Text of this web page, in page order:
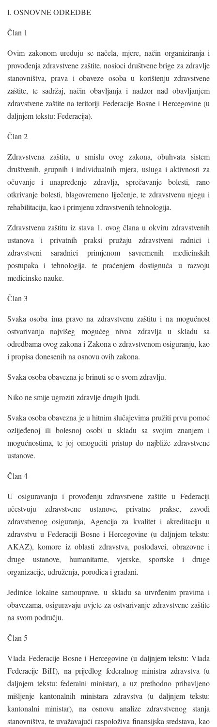
I. OSNOVNE ODREDBE
Član 1
Ovim zakonom uređuju se načela, mjere, način organiziranja i
provođenja zdravstvene zaštite, nosioci društvene brige za zdravlje
stanovništva, prava i obaveze osoba u korištenju zdravstvene
zaštite, te sadržaj, način obavljanja i nadzor nad obavljanjem
zdravstvene zaštite na teritoriji Federacije Bosne i Hercegovine (u
daljnjem tekstu: Federacija).
Član 2
Zdravstvena zaštita, u smislu ovog zakona, obuhvata sistem
društvenih, grupnih i individualnih mjera, usluga i aktivnosti za
očuvanje i unapređenje zdravlja, sprečavanje bolesti, rano
otkrivanje bolesti, blagovremeno liječenje, te zdravstvenu njegu i
rehabilitaciju, kao i primjenu zdravstvenih tehnologija.
Zdravstvenu zaštitu iz stava 1. ovog člana u okviru zdravstvenih
ustanova i privatnih praksi pružaju zdravstveni radnici i
zdravstveni saradnici primjenom savremenih medicinskih
postupaka i tehnologija, te praćenjem dostignuća u razvoju
medicinske nauke.
Član 3
Svaka osoba ima pravo na zdravstvenu zaštitu i na mogućnost
ostvarivanja najvišeg mogućeg nivoa zdravlja u skladu sa
odredbama ovog zakona i Zakona o zdravstvenom osiguranju, kao
i propisa donesenih na osnovu ovih zakona.
Svaka osoba obavezna je brinuti se o svom zdravlju.
Niko ne smije ugroziti zdravlje drugih ljudi.
Svaka osoba obavezna je u hitnim slučajevima pružiti prvu pomoć
ozlijeđenoj ili bolesnoj osobi u skladu sa svojim znanjem i
mogućnostima, te joj omogućiti pristup do najbliže zdravstvene
ustanove.
Član 4
U osiguravanju i provođenju zdravstvene zaštite u Federaciji
učestvuju zdravstvene ustanove, privatne prakse, zavodi
zdravstvenog osiguranja, Agencija za kvalitet i akreditaciju u
zdravstvu u Federaciji Bosne i Hercegovine (u daljnjem tekstu:
AKAZ), komore iz oblasti zdravstva, poslodavci, obrazovne i
druge ustanove, humanitarne, vjerske, sportske i druge
organizacije, udruženja, porodica i građani.
Jedinice lokalne samouprave, u skladu sa utvrđenim pravima i
obavezama, osiguravaju uvjete za ostvarivanje zdravstvene zaštite
na svom području.
Član 5
Vlada Federacije Bosne i Hercegovine (u daljnjem tekstu: Vlada
Federacije BiH), na prijedlog federalnog ministra zdravstva (u
daljnjem tekstu: federalni ministar), a uz prethodno pribavljeno
mišljenje kantonalnih ministara zdravstva (u daljnjem tekstu:
kantonalni ministar), na osnovu analize zdravstvenog stanja
stanovništva, te uvažavajući raspoloživa finansijska sredstava, kao